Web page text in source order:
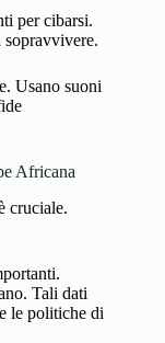
per cibarsi.
sopravvivere.
Usano suoni
Africana
cruciale.
Tali dati
le politiche di